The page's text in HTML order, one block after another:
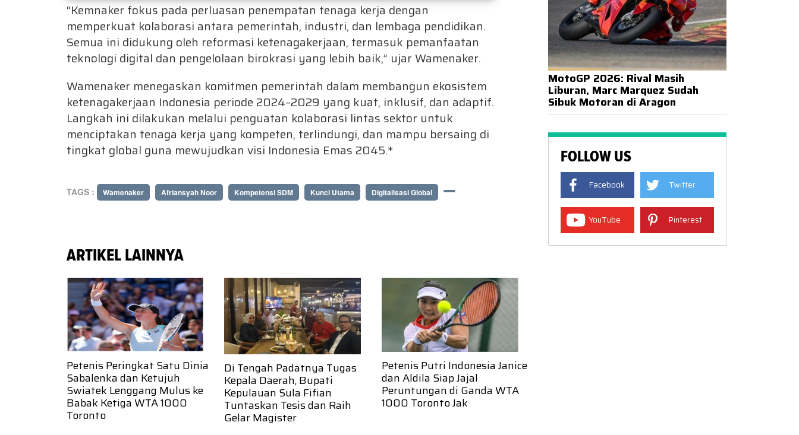
“Kemnaker fokus pada perluasan penempatan tenaga kerja dengan
memperkuat kolaborasi antara pemerintah, industri, dan lembaga pendidikan.
Semua ini didukung oleh reformasi ketenagakerjaan, termasuk pemanfaatan
teknologi digital dan pengelolaan birokrasi yang lebih baik,” ujar Wamenaker.
Wamenaker menegaskan komitmen pemerintah dalam membangun ekosistem
ketenagakerjaan Indonesia periode 2024–2029 yang kuat, inklusif, dan adaptif.
Langkah ini dilakukan melalui penguatan kolaborasi lintas sektor untuk
menciptakan tenaga kerja yang kompeten, terlindungi, dan mampu bersaing di
tingkat global guna mewujudkan visi Indonesia Emas 2045.*
TAGS : Wamenaker Afriansyah Noor Kompetensi SDM Kunci Utama Digitalisasi Global
ARTIKEL LAINNYA
Petenis Peringkat Satu Dinia
Sabalenka dan Ketujuh
Swiatek Lenggang Mulus ke
Babak Ketiga WTA 1000
Toronto
Di Tengah Padatnya Tugas
Kepala Daerah, Bupati
Kepulauan Sula Fifian
Tuntaskan Tesis dan Raih
Gelar Magister
Petenis Putri Indonesia Janice
dan Aldila Siap Jajal
Peruntungan di Ganda WTA
1000 Toronto Jak
MotoGP 2026: Rival Masih
Liburan, Marc Marquez Sudah
Sibuk Motoran di Aragon
FOLLOW US
Facebook Twitter
YouTube Pinterest